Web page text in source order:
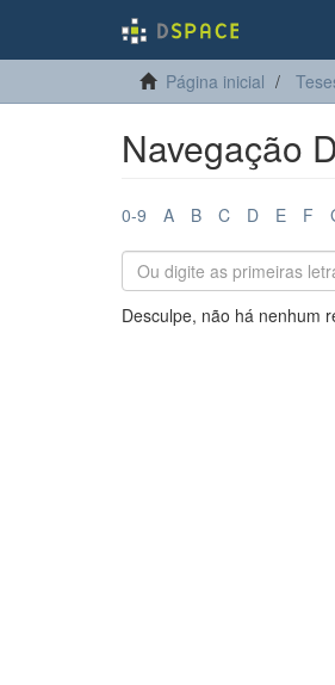
Página inicial
Navegação
0-9 A B C D E F
Desculpe, não há nenhum